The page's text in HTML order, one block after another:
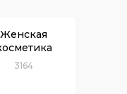
Женская
3164